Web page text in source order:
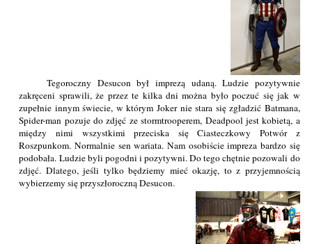
Tegoroczny Desucon był imprezą udaną. Ludzie pozytywnie
zakręceni sprawili, że przez te kilka dni można było poczuć się jak w
zupełnie innym świecie, w którym Joker nie stara się zgładzić Batmana,
Spider-man pozuje do zdjęć ze stormtrooperem, Deadpool jest kobietą, a
między nimi wszystkimi przeciska się Ciasteczkowy Potwór z
Roszpunkom. Normalnie sen wariata. Nam osobiście impreza bardzo się
podobała. Ludzie byli pogodni i pozytywni. Do tego chętnie pozowali do
zdjęć. Dlatego, jeśli tylko będziemy mieć okazję, to z przyjemnością
wybierzemy się przyszłoroczną Desucon.